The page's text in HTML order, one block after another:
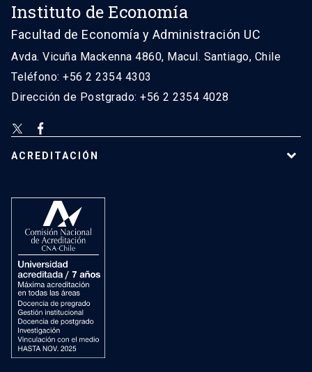
Instituto de Economía
Facultad de Economía y Administración UC
Avda. Vicuña Mackenna 4860, Macul. Santiago, Chile
Teléfono: +56 2 2354 4303
Dirección de Postgrado: +56 2 2354 4028
ACREDITACIÓN